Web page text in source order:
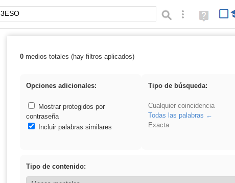
Palabra o frase: Búsqueda avanzada
Ayuda
(en
Resultados de: 3ESO
0medios totales (hay filtros aplicados)
Opciones adicionales:
Mostrar protegidos por
contraseña
Incluir palabras similares
Tipo de búsqueda:
Cualquier coincidencia
Todas las palabras
Exacta
Tipo de contenido: